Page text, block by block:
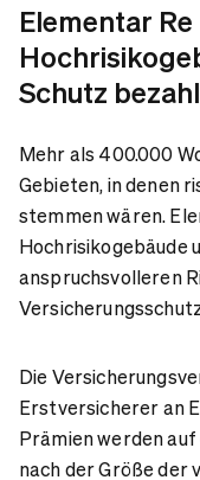
Elementar
Schutz
Mehr als 400.000
Gebieten, in denen
stemmen wären.
Hochrisikogebäude
anspruchsvolleren
Die
Erstversicherer an
Prämien werden
nach der Größe